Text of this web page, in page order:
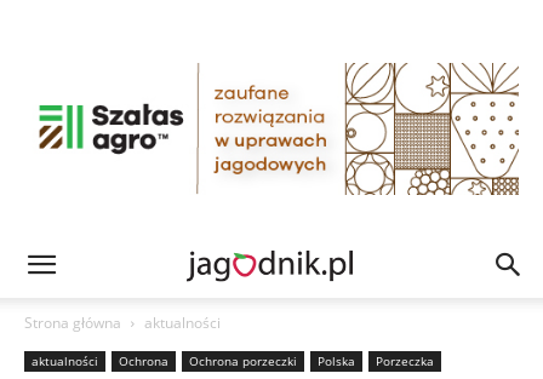
Strona główna aktualności
aktualności Ochrona Ochrona porzeczki Polska Porzeczka